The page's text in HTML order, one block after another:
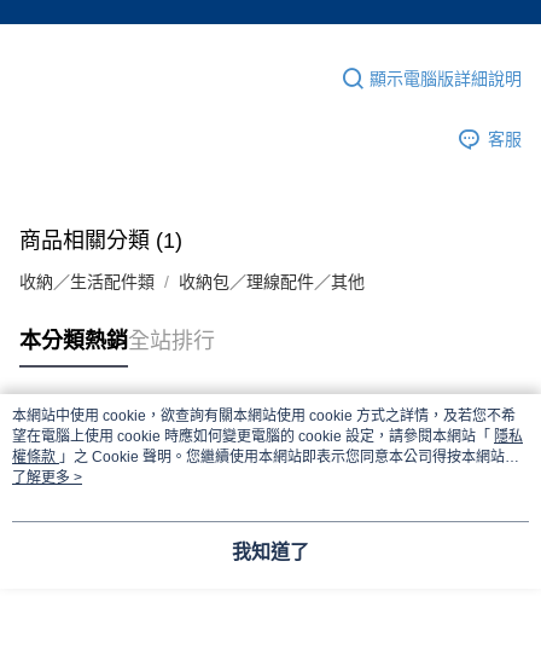
顯示電腦版詳細說明
客服
商品相關分類 (1)
收納／生活配件類 收納包／理線配件／其他
本分類熱銷全站排行
熱門標籤
本網站中使用 cookie，欲查詢有關本網站使用 cookie 方式之詳情，及若您不希
望在電腦上使用 cookie 時應如何變更電腦的 cookie 設定，請參閱本網站「 隱私
權條款 」之 Cookie 聲明。您繼續使用本網站即表示您同意本公司得按本網站使
用條款之 Cookie 聲明使用 cookie。
了解更多 >
我知道了